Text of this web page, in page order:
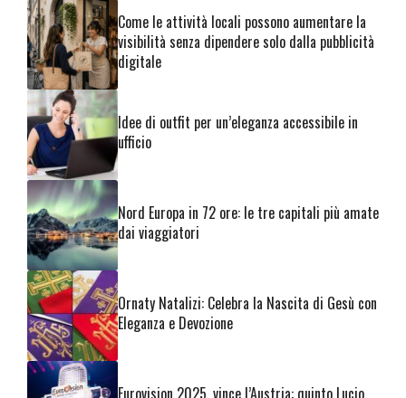
Come le attività locali possono aumentare la
visibilità senza dipendere solo dalla pubblicità
digitale
Idee di outfit per un’eleganza accessibile in
ufficio
Nord Europa in 72 ore: le tre capitali più amate
dai viaggiatori
Ornaty Natalizi: Celebra la Nascita di Gesù con
Eleganza e Devozione